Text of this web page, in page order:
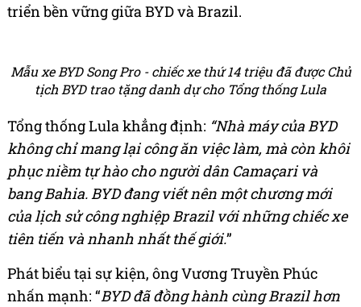
triển bền vững giữa BYD và Brazil.
Mẫu xe BYD Song Pro - chiếc xe thứ 14 triệu đã được Chủ
tịch BYD trao tặng danh dự cho Tổng thống Lula
Tổng thống Lula khẳng định: “Nhà máy của BYD
không chỉ mang lại công ăn việc làm, mà còn khôi
phục niềm tự hào cho người dân Camaçari và
bang Bahia. BYD đang viết nên một chương mới
của lịch sử công nghiệp Brazil với những chiếc xe
tiên tiến và nhanh nhất thế giới.”
Phát biểu tại sự kiện, ông Vương Truyền Phúc
nhấn mạnh: “BYD đã đồng hành cùng Brazil hơn